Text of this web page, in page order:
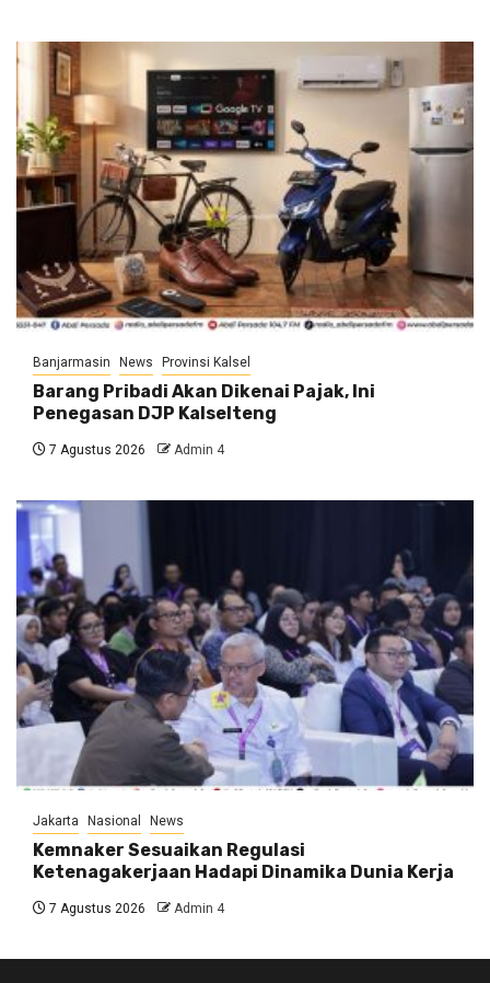
Banjarmasin News Provinsi Kalsel
Barang Pribadi Akan Dikenai Pajak, Ini
Penegasan DJP Kalselteng
7 Agustus 2026 Admin 4
Jakarta Nasional News
Kemnaker Sesuaikan Regulasi
Ketenagakerjaan Hadapi Dinamika Dunia Kerja
7 Agustus 2026 Admin 4